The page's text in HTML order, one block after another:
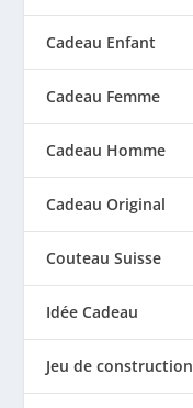
Cadeau Enfant
Cadeau Femme
Cadeau Homme
Cadeau Original
Couteau Suisse
Idée Cadeau
Jeu de construction